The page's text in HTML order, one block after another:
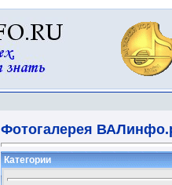
Фотогалерея
Категории